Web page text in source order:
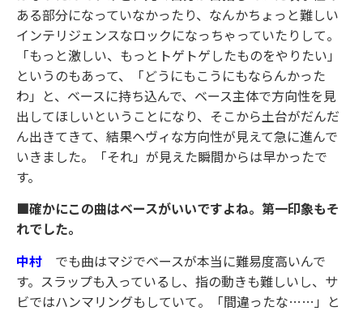
ある部分になっていなかったり、なんかちょっと難しい
インテリジェンスなロックになっちゃっていたりして。
「もっと激しい、もっとトゲトゲしたものをやりたい」
というのもあって、「どうにもこうにもならんかった
わ」と、ベースに持ち込んで、ベース主体で方向性を見
出してほしいということになり、そこから土台がだんだ
ん出きてきて、結果ヘヴィな方向性が見えて急に進んで
いきました。「それ」が見えた瞬間からは早かったで
す。
■確かにこの曲はベースがいいですよね。第一印象もそ
れでした。
中村 でも曲はマジでベースが本当に難易度高いんで
す。スラップも入っているし、指の動きも難しいし、サ
ビではハンマリングもしていて。「間違ったな……」と